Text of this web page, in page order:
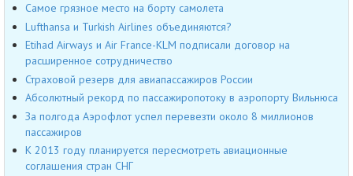
Самое грязное место на борту самолета
Lufthansa и Turkish Airlines объединяются?
Etihad Airways и Air France-KLM подписали договор на
расширенное сотрудничество
Страховой резерв для авиапассажиров России
Абсолютный рекорд по пассажиропотоку в аэропорту Вильнюса
За полгода Аэрофлот успел перевезти около 8 миллионов
пассажиров
К 2013 году планируется пересмотреть авиационные
соглашения стран СНГ